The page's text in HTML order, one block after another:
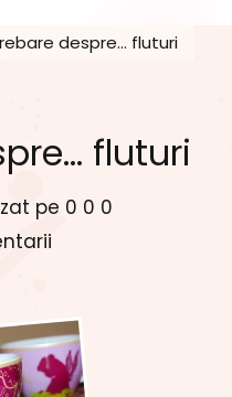
despre… fluturi
fluturi
pe 0 0 0
fluturi